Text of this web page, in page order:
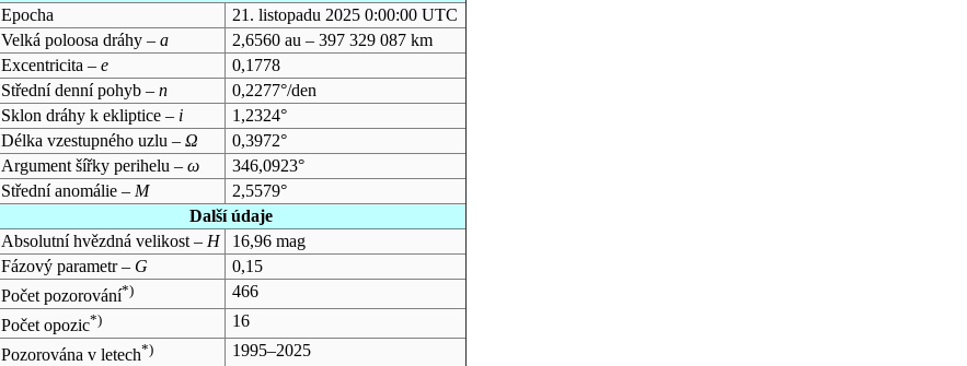
Epocha
21. listopadu 2025 0:00:00 UTC
Velká poloosa dráhy – a
2,6560 au – 397 329 087 km
Excentricita – e
0,1778
Střední denní pohyb – n
0,2277°/den
Sklon dráhy k ekliptice – i
1,2324°
Délka vzestupného uzlu – Ω
0,3972°
Argument šířky perihelu – ω
346,0923°
Střední anomálie – M
2,5579°
Další údaje
Absolutní hvězdná velikost – H
16,96 mag
Fázový parametr – G
0,15
Počet pozorování*)
466
Počet opozic*)
16
Pozorována v letech*)
1995–2025